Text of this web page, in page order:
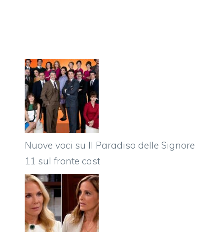
Nuove voci su Il Paradiso delle Signore
11 sul fronte cast